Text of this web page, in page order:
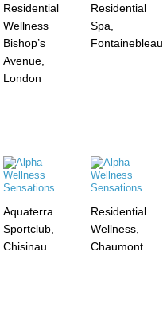
Residential
Wellness
Bishop’s
Avenue,
London
Residential
Spa,
Fontainebleau
Aquaterra
Sportclub,
Chisinau
Residential
Wellness,
Chaumont